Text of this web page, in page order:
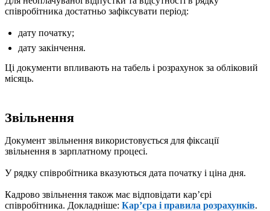
співробітника достатньо зафіксувати період:
дату початку;
дату закінчення.
Ці документи впливають на табель і розрахунок за обліковий
місяць.
Звільнення
Документ звільнення використовується для фіксації
звільнення в зарплатному процесі.
У рядку співробітника вказуються дата початку і ціна дня.
Кадрово звільнення також має відповідати карʼєрі
співробітника. Докладніше: Карʼєра і правила розрахунків.